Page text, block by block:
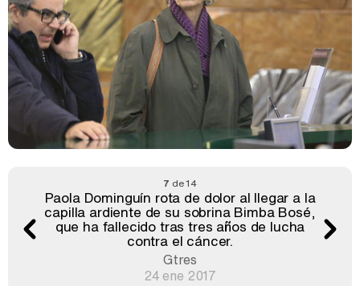
7 de 14
Paola Dominguín rota de dolor al llegar a la
capilla ardiente de su sobrina Bimba Bosé,
que ha fallecido tras tres años de lucha
contra el cáncer.
Gtres
24 ene 2017